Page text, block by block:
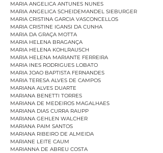
MARIA ANGELICA ANTUNES NUNES
MARIA ANGELICA SCHEIDEMANDEL SIEBURGER
MARIA CRISTINA GARCIA VASCONCELLOS
MARIA CRISTINE IGANSI DA CUNHA
MARIA DA GRAÇA MOTTA
MARIA HELENA BRAGANÇA
MARIA HELENA KOHLRAUSCH
MARIA HELENA MARIANTE FERREIRA
MARIA INES RODRIGUES LOBATO
MARIA JOAO BAPTISTA FERNANDES
MARIA TERESA ALVES DE CAMPOS
MARIANA ALVES DUARTE
MARIANA BENETTI TORRES
MARIANA DE MEDEIROS MAGALHAES
MARIANA DIAS CURRA RAUPP
MARIANA GEHLEN WALCHER
MARIANA PAIM SANTOS
MARIANA RIBEIRO DE ALMEIDA
MARIANE LEITE CAUM
MARIANNA DE ABREU COSTA